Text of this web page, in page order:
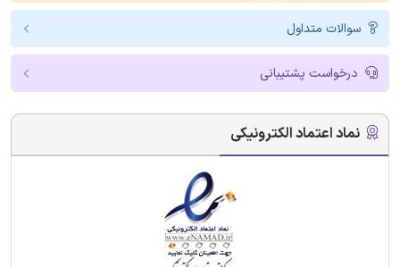
سوالات متداول
درخواست پشتیبانی
نماد اعتماد الکترونیکی